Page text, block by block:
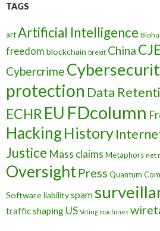
TAGS
artArtificial Intelligence
freedom blockchain brexit China
Cybercrime
protection Data
ECHR EU FDcolumn
HackingHistory
Justice Mass claims Metaphors net
Oversight Press Quantum
Software liabilityspam
traffic shaping US Voting machines